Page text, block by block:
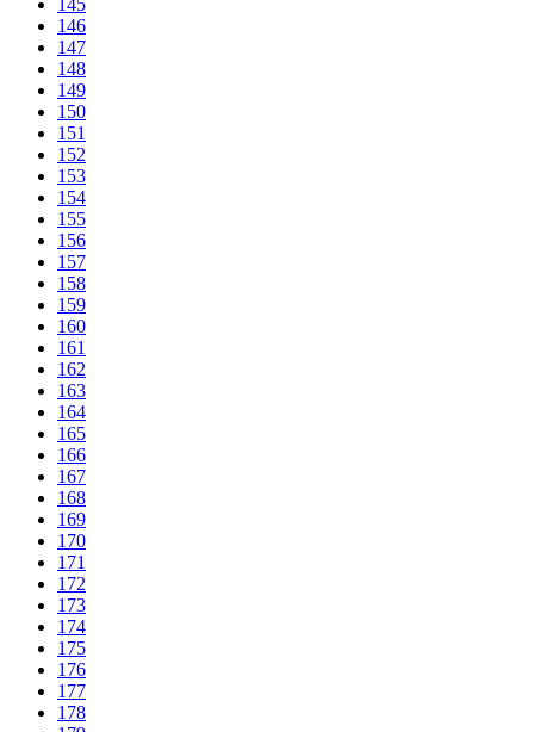
145
146
147
148
149
150
151
152
153
154
155
156
157
158
159
160
161
162
163
164
165
166
167
168
169
170
171
172
173
174
175
176
177
178